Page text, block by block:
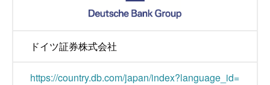
ドイツ証券株式会社
https://country.db.com/japan/index?language_id=